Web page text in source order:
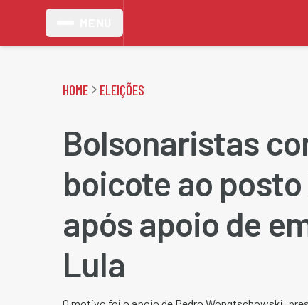
HOME ELEIÇÕES
Bolsonaristas
boicote ao
após apoio de
Lula